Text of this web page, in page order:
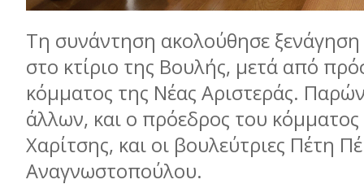
Τη συνάντηση ακολούθησε
στο κτίριο της Βουλής, μετά από
κόμματος της Νέας Αριστεράς.
άλλων, και ο πρόεδρος του κόμματος
Χαρίτσης, και οι βουλεύτριες Πέτη
Αναγνωστοπούλου.